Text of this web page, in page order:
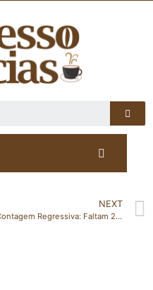
NEXT
Contagem Regressiva: Faltam 2 Dias para a Festa dos 62 Anos de São Gabriel da Palha!